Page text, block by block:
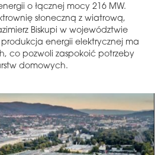
o łącznej mocy 216 MW.
słoneczną z wiatrową,
Biskupi w województwie
energii elektrycznej ma
co pozwoli zaspokoić potrzeby
domowych.